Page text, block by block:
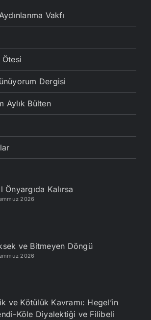
Vakfı
Dergisi
Aylık Bülten
Önyargıda Kalırsa
2026
ve Bitmeyen Döngü
2026
ve Kötülük Kavramı: Hegel’in
Köle Diyalektiği ve Filibeli